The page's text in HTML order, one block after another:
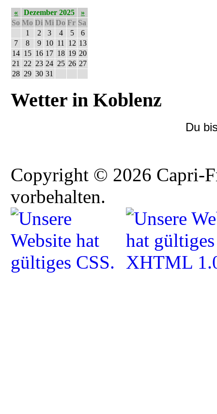
« Dezember 2025
»
So Mo Di Mi Do Fr Sa
1
2 3 4 5
6
7
8 9 10 11 12 13
14 15 16 17 18 19 20
21
22 23 24 25 26 27
28 29 30 31
Wetter in Koblenz
Du
Copyright © 2026 Capri-
vorbehalten.